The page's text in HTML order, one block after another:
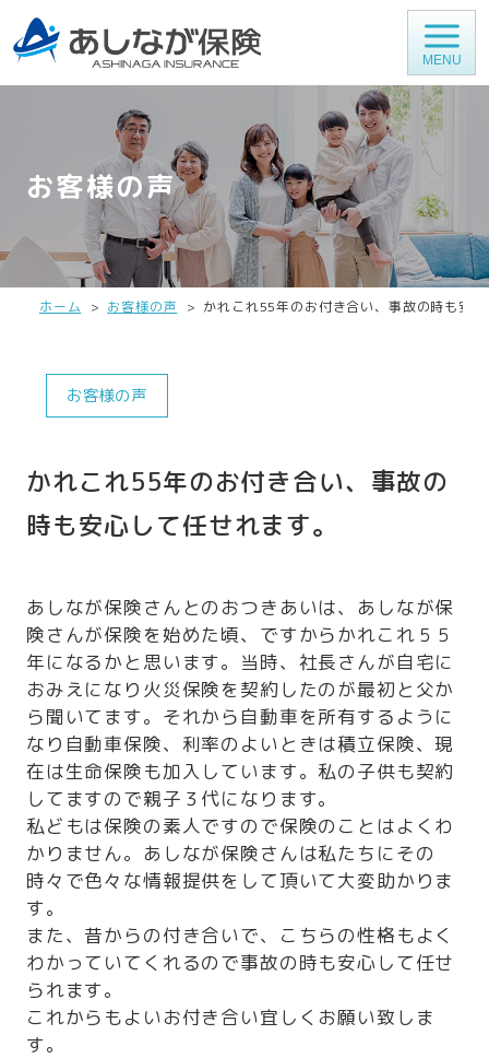
MENU
お客様の声
ホーム お客様の声 かれこれ55年のお付き合い、事故の時も安
お客様の声
かれこれ55年のお付き合い、事故の
時も安心して任せれます。
あしなが保険さんとのおつきあいは、あしなが保
険さんが保険を始めた頃、ですからかれこれ５５
年になるかと思います。当時、社長さんが自宅に
おみえになり火災保険を契約したのが最初と父か
ら聞いてます。それから自動車を所有するように
なり自動車保険、利率のよいときは積立保険、現
在は生命保険も加入しています。私の子供も契約
してますので親子３代になります。
私どもは保険の素人ですので保険のことはよくわ
かりません。あしなが保険さんは私たちにその
時々で色々な情報提供をして頂いて大変助かりま
す。
また、昔からの付き合いで、こちらの性格もよく
わかっていてくれるので事故の時も安心して任せ
られます。
これからもよいお付き合い宜しくお願い致しま
す。